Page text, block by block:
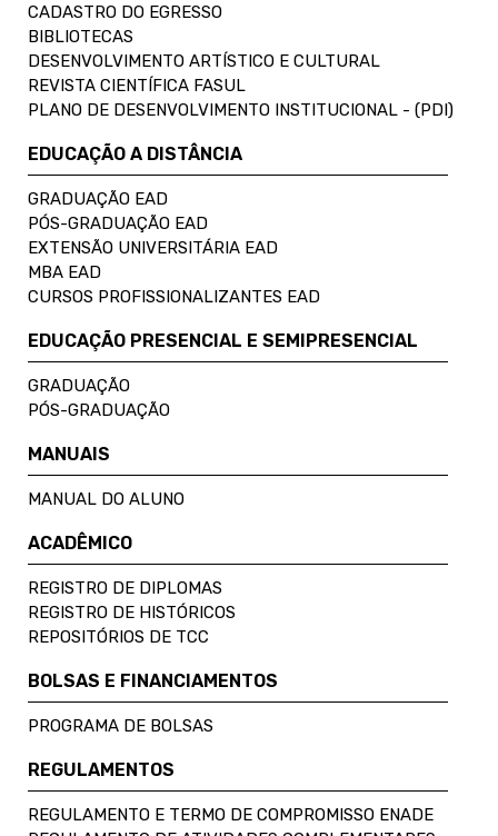
CADASTRO DO EGRESSO
BIBLIOTECAS
DESENVOLVIMENTO ARTÍSTICO E CULTURAL
REVISTA CIENTÍFICA FASUL
PLANO DE DESENVOLVIMENTO INSTITUCIONAL - (PDI)
EDUCAÇÃO A DISTÂNCIA
GRADUAÇÃO EAD
PÓS-GRADUAÇÃO EAD
EXTENSÃO UNIVERSITÁRIA EAD
MBA EAD
CURSOS PROFISSIONALIZANTES EAD
EDUCAÇÃO PRESENCIAL E SEMIPRESENCIAL
GRADUAÇÃO
PÓS-GRADUAÇÃO
MANUAIS
MANUAL DO ALUNO
ACADÊMICO
REGISTRO DE DIPLOMAS
REGISTRO DE HISTÓRICOS
REPOSITÓRIOS DE TCC
BOLSAS E FINANCIAMENTOS
PROGRAMA DE BOLSAS
REGULAMENTOS
REGULAMENTO E TERMO DE COMPROMISSO ENADE